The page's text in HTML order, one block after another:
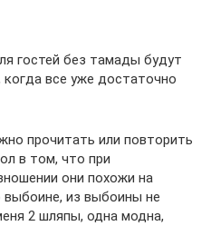
гостей без тамады будут
когда все уже достаточно
прочитать или повторить
в том, что при
они похожи на
выбоине, из выбоины не
2 шляпы, одна модна,